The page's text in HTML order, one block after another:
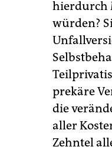
hierdurch
würden?
prekäre
die
aller
Zehntel